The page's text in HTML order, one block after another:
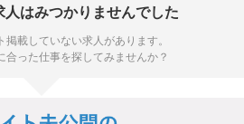
はみつかりませんでした
載していない求人があります。
った仕事を探してみませんか？